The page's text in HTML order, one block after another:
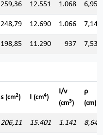
259,36 12.551 1.068 6,956
248,79 12.690 1.066 7,141
198,85 11.290 937 7,534
s (cm2) I (cm4)
I/v
(cm3)
ρ
(cm)
206,11 15.401 1.141 8,644